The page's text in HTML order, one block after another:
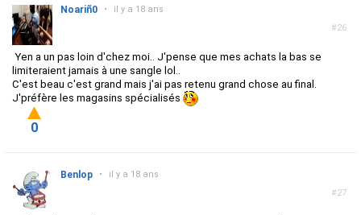
#26
Noariñ0 • il y a 18 ans
Yen a un pas loin d'chez moi.. J'pense que mes achats la bas se
limiteraient jamais à une sangle lol..
C'est beau c'est grand mais j'ai pas retenu grand chose au final.
J'préfère les magasins spécialisés
0
#27
Benlop • il y a 18 ans